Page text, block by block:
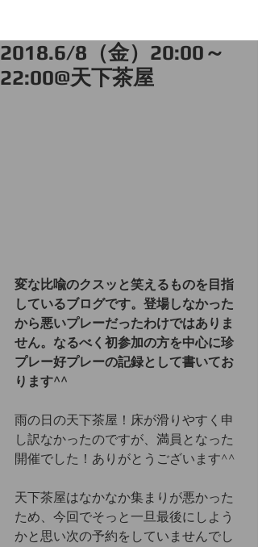
2018.6/8（金）20:00～
22:00@天下茶屋
変な比喩のクスッと笑えるものを目指
しているブログです。登場しなかった
から悪いプレーだったわけではありま
せん。なるべく初参加の方を中心に珍
プレー好プレーの記録として書いてお
ります^^
雨の日の天下茶屋！床が滑りやすく申
し訳なかったのですが、満員となった
開催でした！ありがとうございます^^
天下茶屋はなかなか集まりが悪かった
ため、今回でそっと一旦最後にしよう
かと思い次の予約をしていませんでし